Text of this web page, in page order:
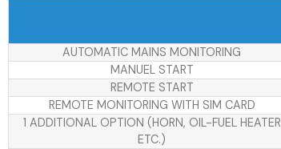
AUTOMATIC MAINS MONITORING
MANUEL START
REMOTE START
REMOTE MONITORING WITH SIM CARD
1 ADDITIONAL OPTION (HORN, OIL-FUEL HEATER
ETC.)